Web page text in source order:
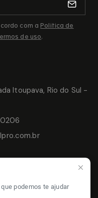
Itoupava, Rio do Sul -
com a Politica de
de uso.
os direitos
- Termos de Uso -
podemos te ajudar